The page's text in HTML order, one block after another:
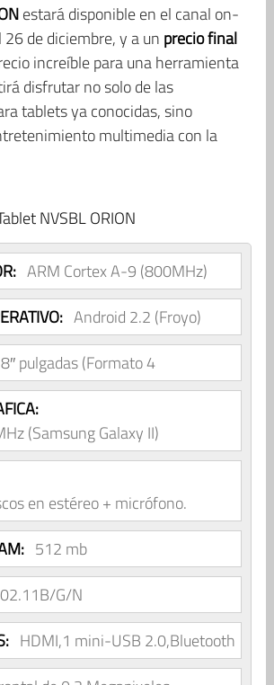
estará disponible en el canal on-
de diciembre, y a un precio final
increíble para una herramienta
disfrutar no solo de las
tablets ya conocidas, sino
multimedia con la
NVSBL ORION
ARM Cortex A-9 (800MHz)
Android 2.2 (Froyo)
8″ pulgadas (Formato 4
(Samsung Galaxy II)
en estéreo + micrófono.
512 mb
G/N
HDMI,1 mini-USB 2.0,Bluetooth